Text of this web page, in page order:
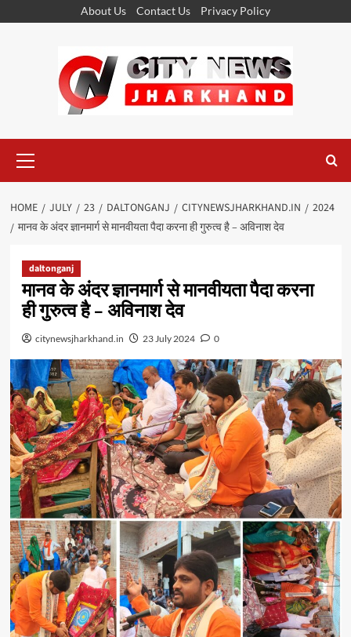
About Us Contact Us Privacy Policy
Menu
HOME JULY 23 DALTONGANJ CITYNEWSJHARKHAND.IN
2024
मानव के अंदर ज्ञानमार्ग से मानवीयता पैदा करना ही गुरुत्व है – अविनाश देव
daltonganj
मानव के अंदर ज्ञानमार्ग से मानवीयता पैदा करना
ही गुरुत्व है – अविनाश देव
citynewsjharkhand.in 23 July 2024 0